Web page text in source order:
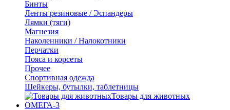
Бинты
Ленты резиновые / Эспандеры
Лямки (тяги)
Магнезия
Наколенники / Налокотники
Перчатки
Пояса и корсеты
Прочее
Спортивная одежда
Шейкеры, бутылки, таблетницы
Товары для животных
ОМЕГА-3